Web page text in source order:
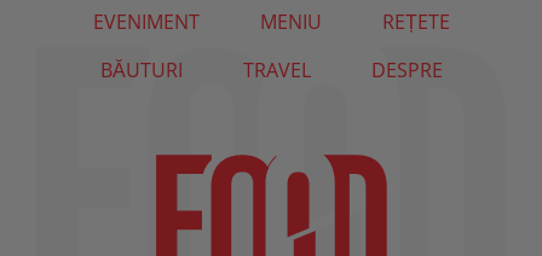
EVENIMENT MENIU
REȚETE
BĂUTURI
TRAVEL DESPRE